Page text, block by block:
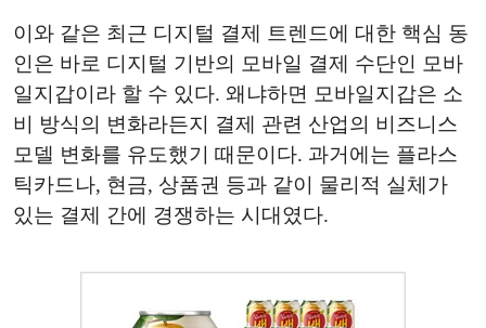
이와 같은 최근 디지털 결제 트렌드에 대한 핵심 동
인은 바로 디지털 기반의 모바일 결제 수단인 모바
일지갑이라 할 수 있다. 왜냐하면 모바일지갑은 소
비 방식의 변화라든지 결제 관련 산업의 비즈니스
모델 변화를 유도했기 때문이다. 과거에는 플라스
틱카드나, 현금, 상품권 등과 같이 물리적 실체가
있는 결제 간에 경쟁하는 시대였다.